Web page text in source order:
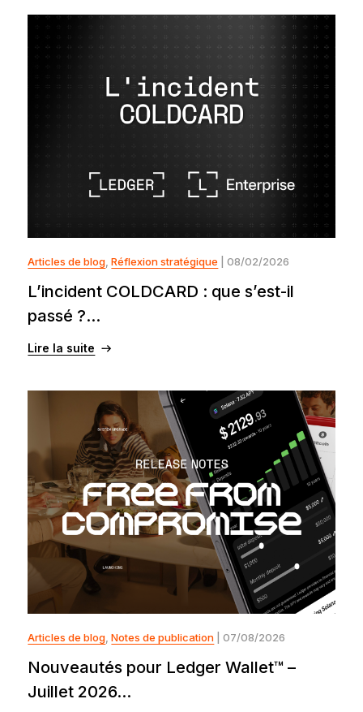
Articles de blog ,Réflexion stratégique | 08/02/2026
L’incident COLDCARD : que s’est-il
passé ?...
Lire la suite
Articles de blog ,Notes de publication | 07/08/2026
Nouveautés pour Ledger Wallet™ –
Juillet 2026...